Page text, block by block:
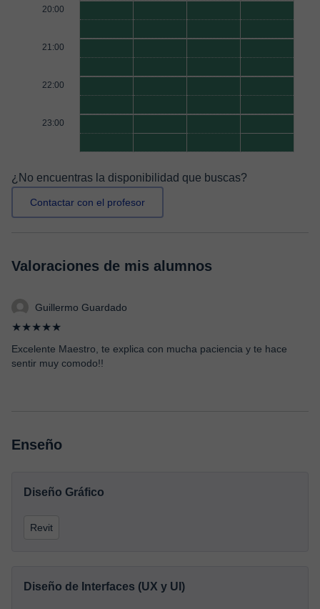
20:00
21:00
22:00
23:00
¿No encuentras la disponibilidad que buscas?
Contactar con el profesor
Valoraciones de mis alumnos
Guillermo Guardado
★★★★★
Excelente Maestro, te explica con mucha paciencia y te hace
sentir muy comodo!!
Enseño
Diseño Gráfico
Revit
Diseño de Interfaces (UX y UI)